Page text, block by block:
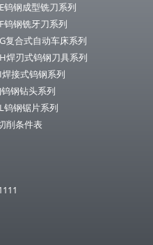
钨钢成型铣刀系列
钨钢铣牙刀系列
复合式自动车床系列
焊刃式钨钢刀具系列
焊接式钨钢系列
钨钢钻头系列
钨钢锯片系列
削条件表